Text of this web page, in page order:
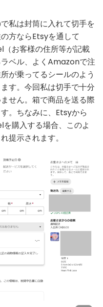
私は封筒に入れて切手を
方ならEtsyを通して
お客様の住所等が記載
ベル、よくAmazonで注
が乗ってるシールのよう
す。今回私は切手で十分
せん。箱で商品を送る際
。ちなみに、Etsyから
購入する場合、このよ
提示されます。